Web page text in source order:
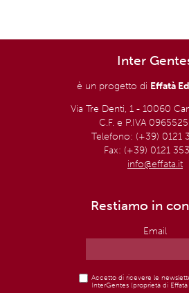
Inter
è un progetto di Effatà
Via Tre Denti, 1 - 10060
C.F. e P.IVA
Telefono: (+39) 0121
Fax: (+39) 0121
info@effata.it
Restiamo in
Email
Accetto di ricevere le
InterGentes (proprietà di